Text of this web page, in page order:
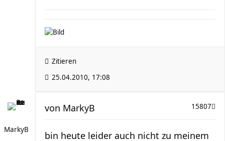
Zitieren
25.04.2010, 17:08
MarkyB
15807
von MarkyB
bin heute leider auch nicht zu meinem